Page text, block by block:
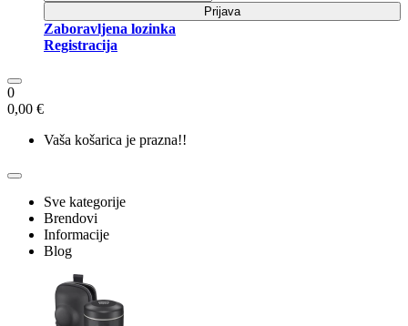
Prijava
Zaboravljena lozinka
Registracija
0
0,00 €
Vaša košarica je prazna!!
Sve kategorije
Brendovi
Informacije
Blog